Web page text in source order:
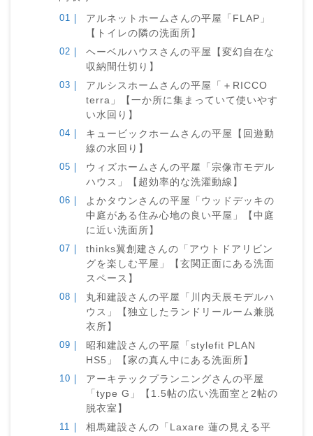
アルネットホームさんの平屋「FLAP」
【トイレの隣の洗面所】
ヘーベルハウスさんの平屋【変幻自在な
収納間仕切り】
アルシスホームさんの平屋「＋RICCO
terra」【一か所に集まっていて使いやす
い水回り】
キュービックホームさんの平屋【回遊動
線の水回り】
ウィズホームさんの平屋「宗像市モデル
ハウス」【超効率的な洗濯動線】
よかタウンさんの平屋「ウッドデッキの
中庭がある住み心地の良い平屋」【中庭
に近い洗面所】
thinks翼創建さんの「アウトドアリビン
グを楽しむ平屋」【玄関正面にある洗面
スペース】
丸和建設さんの平屋「川内天辰モデルハ
ウス」【独立したランドリールーム兼脱
衣所】
昭和建設さんの平屋「stylefit PLAN
HS5」【家の真ん中にある洗面所】
アーキテックプランニングさんの平屋
「type G」【1.5帖の広い洗面室と2帖の
脱衣室】
相馬建設さんの「Laxare 蓮の見える平